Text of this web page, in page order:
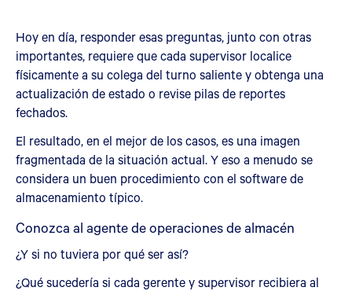
Hoy en día, responder esas preguntas, junto con otras
importantes, requiere que cada supervisor localice
físicamente a su colega del turno saliente y obtenga una
actualización de estado o revise pilas de reportes
fechados.
El resultado, en el mejor de los casos, es una imagen
fragmentada de la situación actual. Y eso a menudo se
considera un buen procedimiento con el software de
almacenamiento típico.
Conozca al agente de operaciones de almacén
¿Y si no tuviera por qué ser así?
¿Qué sucedería si cada gerente y supervisor recibiera al